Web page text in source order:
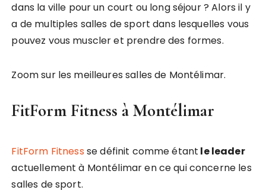
dans la ville pour un court ou long séjour ? Alors il y
a de multiples salles de sport dans lesquelles vous
pouvez vous muscler et prendre des formes.
Zoom sur les meilleures salles de Montélimar.
FitForm Fitness à Montélimar
FitForm Fitness se définit comme étant le leader
actuellement à Montélimar en ce qui concerne les
salles de sport.